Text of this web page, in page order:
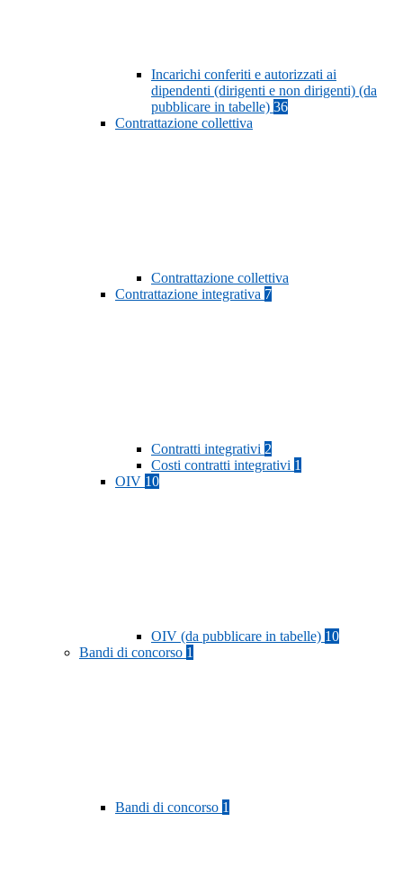
Incarichi conferiti e autorizzati ai
dipendenti (dirigenti e non dirigenti) (da
pubblicare in tabelle) 36
Contrattazione collettiva
Contrattazione collettiva
Contrattazione integrativa 7
Contratti integrativi 2
Costi contratti integrativi 1
OIV 10
OIV (da pubblicare in tabelle) 10
Bandi di concorso 1
Bandi di concorso 1